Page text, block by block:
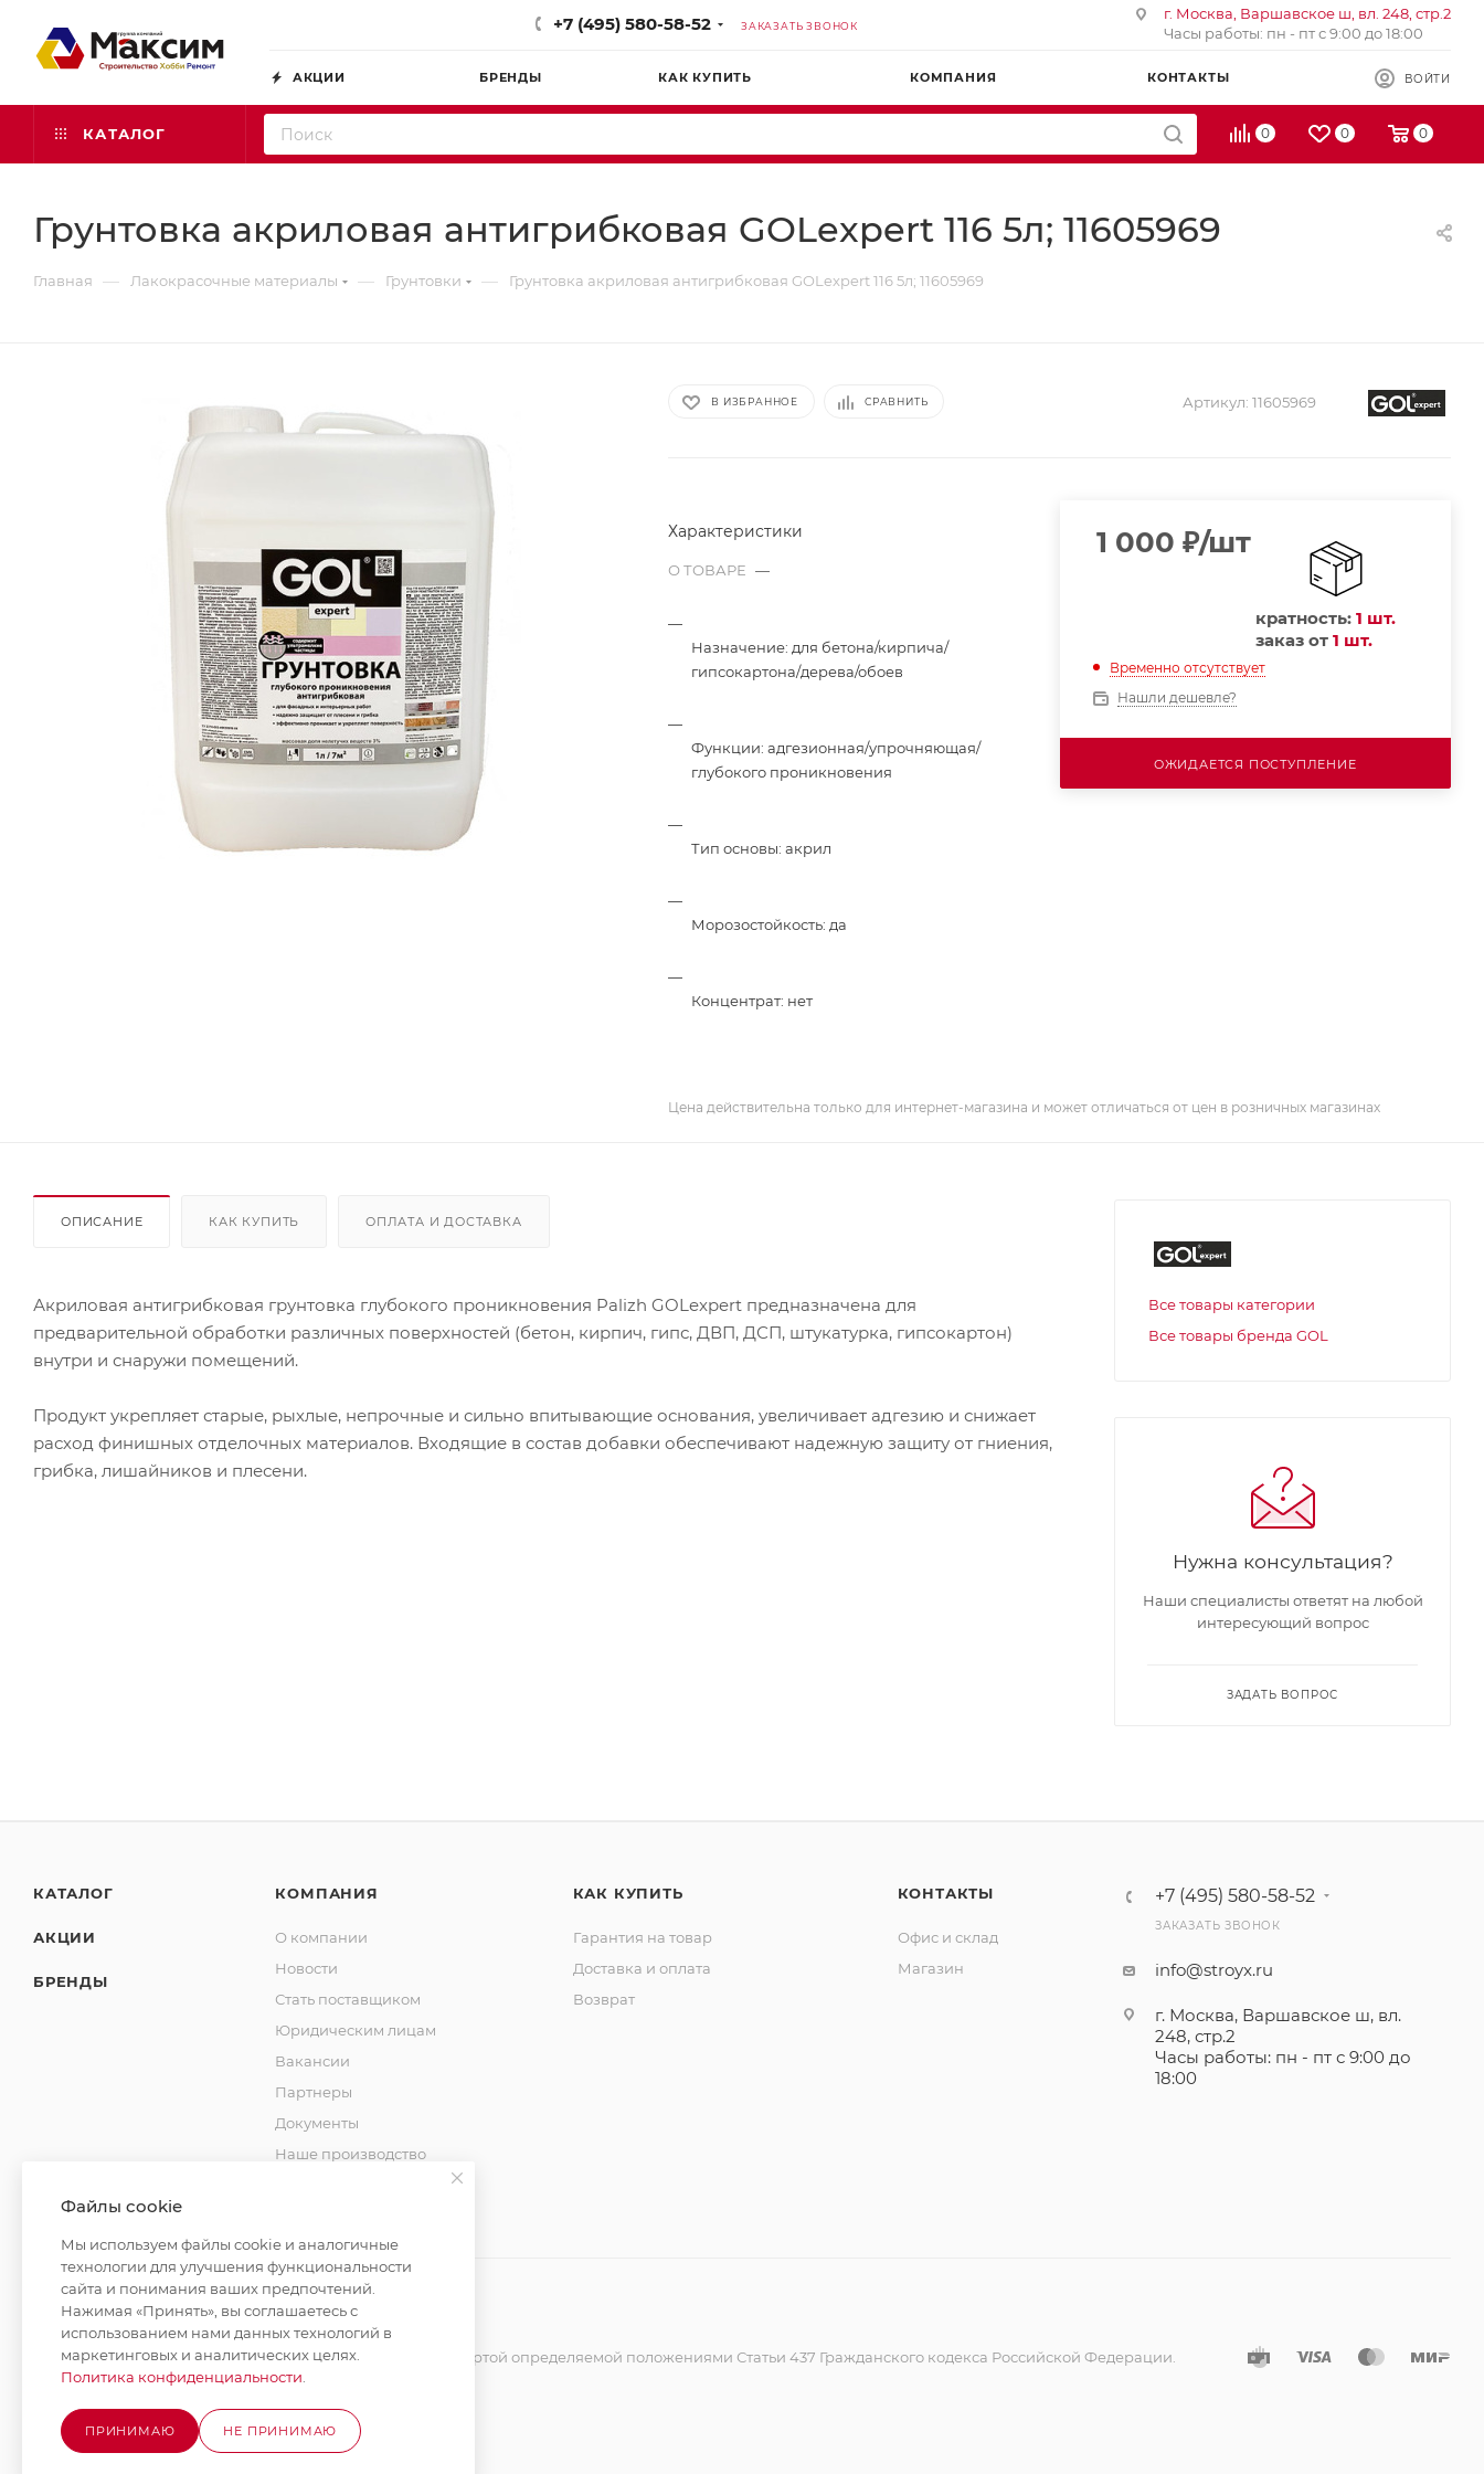
+7 (495) 580-58-52 ЗАКАЗАТЬ ЗВОНОК
г. Москва, Варшавское ш, вл. 248, стр.2
Часы работы: пн - пт с 9:00 до 18:00
АКЦИИ БРЕНДЫ КАК КУПИТЬ КОМПАНИЯ КОНТАКТЫ ВОЙТИ
КАТАЛОГ 0 0 0
Грунтовка акриловая антигрибковая GOLexpert 116 5л; 11605969
Главная — Лакокрасочные материалы — Грунтовки — Грунтовка акриловая антигрибковая GOLexpert 116 5л; 11605969
В ИЗБРАННОЕ СРАВНИТЬ Артикул: 11605969
Характеристики
О ТОВАРЕ —
Назначение: для бетона/кирпича/
гипсокартона/дерева/обоев
Функции: адгезионная/упрочняющая/
глубокого проникновения
Тип основы: акрил
Морозостойкость: да
Концентрат: нет
1 000 ₽/шт
кратность: 1 шт.
заказ от 1 шт.
Временно отсутствует
Нашли дешевле?
ОЖИДАЕТСЯ ПОСТУПЛЕНИЕ
Цена действительна только для интернет-магазина и может отличаться от цен в розничных магазинах
ОПИСАНИЕ КАК КУПИТЬ ОПЛАТА И ДОСТАВКА
Акриловая антигрибковая грунтовка глубокого проникновения Palizh GOLexpert предназначена для
предварительной обработки различных поверхностей (бетон, кирпич, гипс, ДВП, ДСП, штукатурка, гипсокартон)
внутри и снаружи помещений.
Продукт укрепляет старые, рыхлые, непрочные и сильно впитывающие основания, увеличивает адгезию и снижает
расход финишных отделочных материалов. Входящие в состав добавки обеспечивают надежную защиту от гниения,
грибка, лишайников и плесени.
Все товары категории
Все товары бренда GOL
Нужна консультация?
Наши специалисты ответят на любой
интересующий вопрос
ЗАДАТЬ ВОПРОС
КАТАЛОГ
АКЦИИ
БРЕНДЫ
КОМПАНИЯ
О компании
Новости
Стать поставщиком
Юридическим лицам
Вакансии
Партнеры
Документы
Наше производство
КАК КУПИТЬ
Гарантия на товар
Доставка и оплата
Возврат
КОНТАКТЫ
Офис и склад
Магазин
+7 (495) 580-58-52
ЗАКАЗАТЬ ЗВОНОК
info@stroyx.ru
г. Москва, Варшавское ш, вл.
248, стр.2
Часы работы: пн - пт с 9:00 до
18:00
2026 © MAXIM-STROY Все права защищены.
Информация и цены на сайте не являются публичной офертой определяемой положениями Статьи 437 Гражданского кодекса Российской Федерации.
Политика конфиденциальности
Разработка сайта на Битрикс
Файлы cookie
Мы используем файлы cookie и аналогичные
технологии для улучшения функциональности
сайта и понимания ваших предпочтений.
Нажимая «Принять», вы соглашаетесь с
использованием нами данных технологий в
маркетинговых и аналитических целях.
Политика конфиденциальности
ПРИНИМАЮ НЕ ПРИНИМАЮ